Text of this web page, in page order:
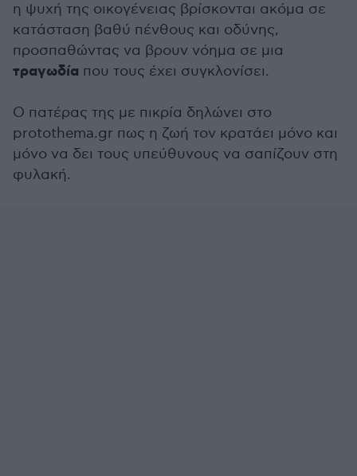
η ψυχή της οικογένειας βρίσκονται ακόμα σε
κατάσταση βαθύ πένθους και οδύνης,
προσπαθώντας να βρουν νόημα σε μια
τραγωδία που τους έχει συγκλονίσει.
Ο πατέρας της με πικρία δηλώνει στο
protothema.gr πως η ζωή τον κρατάει μόνο και
μόνο να δει τους υπεύθυνους να σαπίζουν στη
φυλακή.